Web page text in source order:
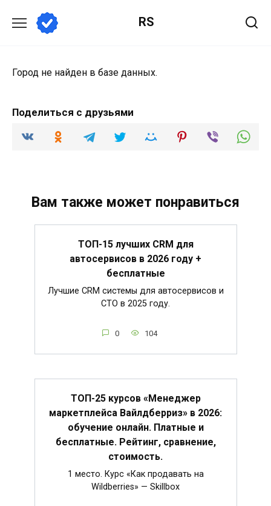
содержанию
RS
Город не найден в базе данных.
Поделиться с друзьями
Вам также может понравиться
ТОП-15 лучших CRM для
автосервисов в 2026 году +
бесплатные
Лучшие CRM системы для автосервисов и
СТО в 2025 году.
0 104
ТОП-25 курсов «Менеджер
маркетплейса Вайлдберриз» в 2026:
обучение онлайн. Платные и
бесплатные. Рейтинг, сравнение,
стоимость.
1 место. Курс «Как продавать на
Wildberries» — Skillbox